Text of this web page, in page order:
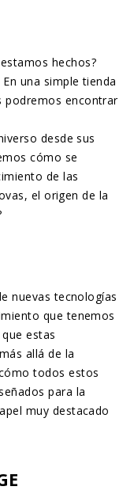
hechos?
una simple tienda
podremos encontrar
desde sus
cómo se
de las
el origen de la
nuevas tecnologías
que tenemos
estas
allá de la
todos estos
para la
muy destacado